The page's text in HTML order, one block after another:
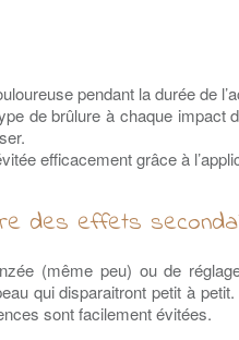
pendant la durée de
de brûlure à chaque
efficacement grâce à
des effets
(même peu) ou de
qui disparaitront petit à
sont facilement évitées.